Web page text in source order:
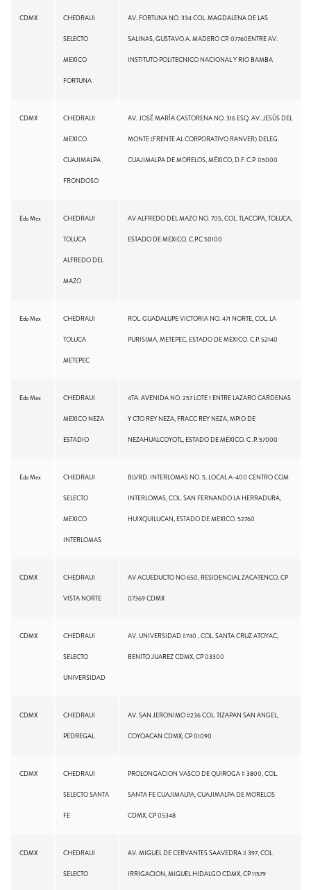
CDMX CHEDRAUI
SELECTO
MEXICO
FORTUNA
AV. FORTUNA NO. 334 COL. MAGDALENA DE LAS
SALINAS, GUSTAVO A. MADERO CP. 07760ENTRE AV.
INSTITUTO POLITECNICO NACIONAL Y RIO BAMBA
CDMX CHEDRAUI
MEXICO
CUAJIMALPA
FRONDOSO
AV. JOSÉ MARÍA CASTORENA NO. 316 ESQ. AV. JESÚS DEL
MONTE (FRENTE AL CORPORATIVO RANVER) DELEG.
CUAJIMALPA DE MORELOS, MÉXICO, D.F. C.P. 05000
Edo Mex CHEDRAUI
TOLUCA
ALFREDO DEL
MAZO
AV ALFREDO DEL MAZO NO. 705, COL. TLACOPA, TOLUCA,
ESTADO DE MEXICO. C.P.C 50100
Edo Mex CHEDRAUI
TOLUCA
METEPEC
ROL. GUADALUPE VICTORIA NO. 471 NORTE, COL. LA
PURISIMA, METEPEC, ESTADO DE MEXICO. C.P. 52140
Edo Mex CHEDRAUI
MEXICO NEZA
ESTADIO
4TA. AVENIDA NO. 257 LOTE 1 ENTRE LAZARO CARDENAS
Y CTO REY NEZA, FRACC REY NEZA, MPIO DE
NEZAHUALCOYOTL, ESTADO DE MÉXICO. C .P. 57000
Edo Mex CHEDRAUI
SELECTO
MEXICO
INTERLOMAS
BLVRD. INTERLOMAS NO. 5, LOCAL A-400 CENTRO COM
INTERLOMAS, COL. SAN FERNANDO LA HERRADURA,
HUIXQUILUCAN, ESTADO DE MEXICO. 52760
CDMX CHEDRAUI
VISTA NORTE
AV ACUEDUCTO NO 650, RESIDENCIAL ZACATENCO, CP
07369 CDMX
CDMX CHEDRAUI
SELECTO
UNIVERSIDAD
AV. UNIVERSIDAD #740 , COL. SANTA CRUZ ATOYAC,
BENITO JUAREZ CDMX, CP 03300
CDMX CHEDRAUI
PEDREGAL
AV. SAN JERONIMO #236 COL. TIZAPAN SAN ANGEL,
COYOACAN CDMX, CP 01090
CDMX CHEDRAUI
SELECTO SANTA
FE
PROLONGACION VASCO DE QUIROGA # 3800, COL.
SANTA FE CUAJIMALPA, CUAJIMALPA DE MORELOS
CDMX, CP 05348
CDMX CHEDRAUI
SELECTO
AV. MIGUEL DE CERVANTES SAAVEDRA # 397, COL.
IRRIGACION, MIGUEL HIDALGO CDMX, CP 11579